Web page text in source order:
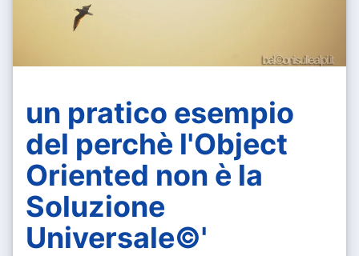
un pratico esempio
del perchè l'Object
Oriented non è la
Soluzione
Universale©'